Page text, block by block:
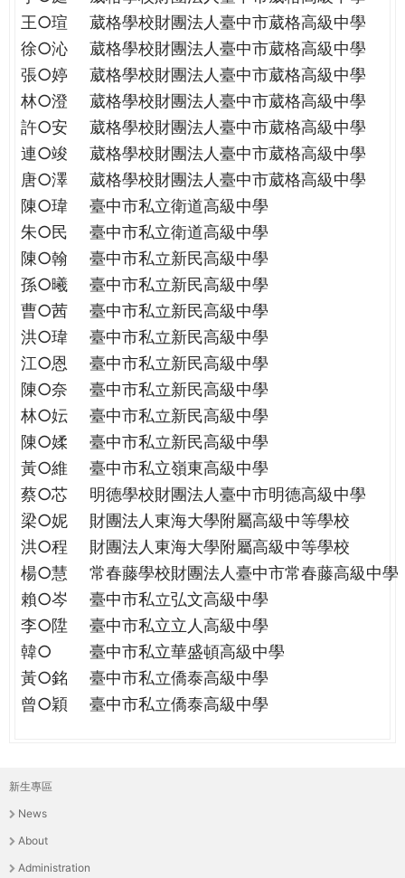
王○瑄
葳格學校財團法人臺中市葳格高級中學
徐○沁
葳格學校財團法人臺中市葳格高級中學
張○婷
葳格學校財團法人臺中市葳格高級中學
林○澄
葳格學校財團法人臺中市葳格高級中學
許○安
葳格學校財團法人臺中市葳格高級中學
連○竣
葳格學校財團法人臺中市葳格高級中學
唐○澤
葳格學校財團法人臺中市葳格高級中學
陳○瑋
臺中市私立衛道高級中學
朱○民
臺中市私立衛道高級中學
陳○翰
臺中市私立新民高級中學
孫○曦
臺中市私立新民高級中學
曹○茜
臺中市私立新民高級中學
洪○瑋
臺中市私立新民高級中學
江○恩
臺中市私立新民高級中學
陳○奈
臺中市私立新民高級中學
林○妘
臺中市私立新民高級中學
陳○媃
臺中市私立新民高級中學
黃○維
臺中市私立嶺東高級中學
蔡○芯
明德學校財團法人臺中市明德高級中學
梁○妮
財團法人東海大學附屬高級中等學校
洪○程
財團法人東海大學附屬高級中等學校
楊○慧
常春藤學校財團法人臺中市常春藤高級中學
賴○岑
臺中市私立弘文高級中學
李○陞
臺中市私立立人高級中學
韓○
臺中市私立華盛頓高級中學
黃○銘
臺中市私立僑泰高級中學
曾○穎
臺中市私立僑泰高級中學
主
選
單
新生專區
News
About
Administration